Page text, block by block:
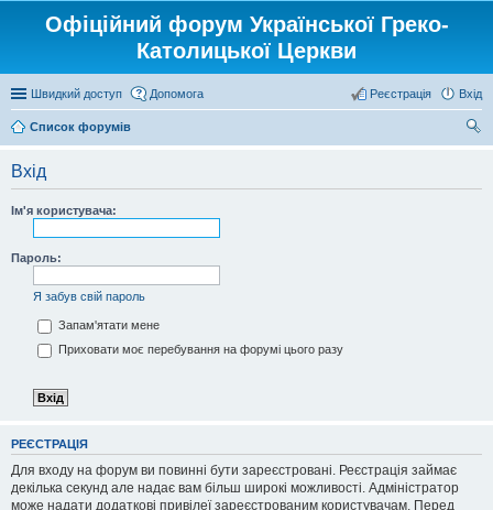
Офіційний форум Української Греко-
Католицької Церкви
Швидкий доступ Допомога Вхід
Реєстрація
Список форумів
Вхід
Ім'я користувача:
Пароль:
Я забув свій пароль
Запам'ятати мене
Приховати моє перебування на форумі цього разу
РЕЄСТРАЦІЯ
Для входу на форум ви повинні бути зареєстровані. Реєстрація займає
декілька секунд але надає вам більш широкі можливості. Адміністратор
може надати додаткові привілеї зареєстрованим користувачам. Перед